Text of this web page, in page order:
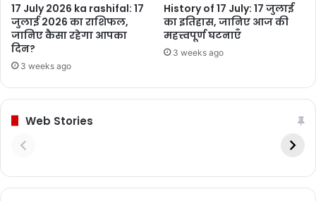
17 July 2026 ka rashifal: 17
जुलाई 2026 का राशिफल,
जानिए कैसा रहेगा आपका
दिन?
3 weeks ago
History of 17 July: 17 जुलाई
का इतिहास, जानिए आज की
महत्त्वपूर्ण घटनाएँ
3 weeks ago
Web Stories